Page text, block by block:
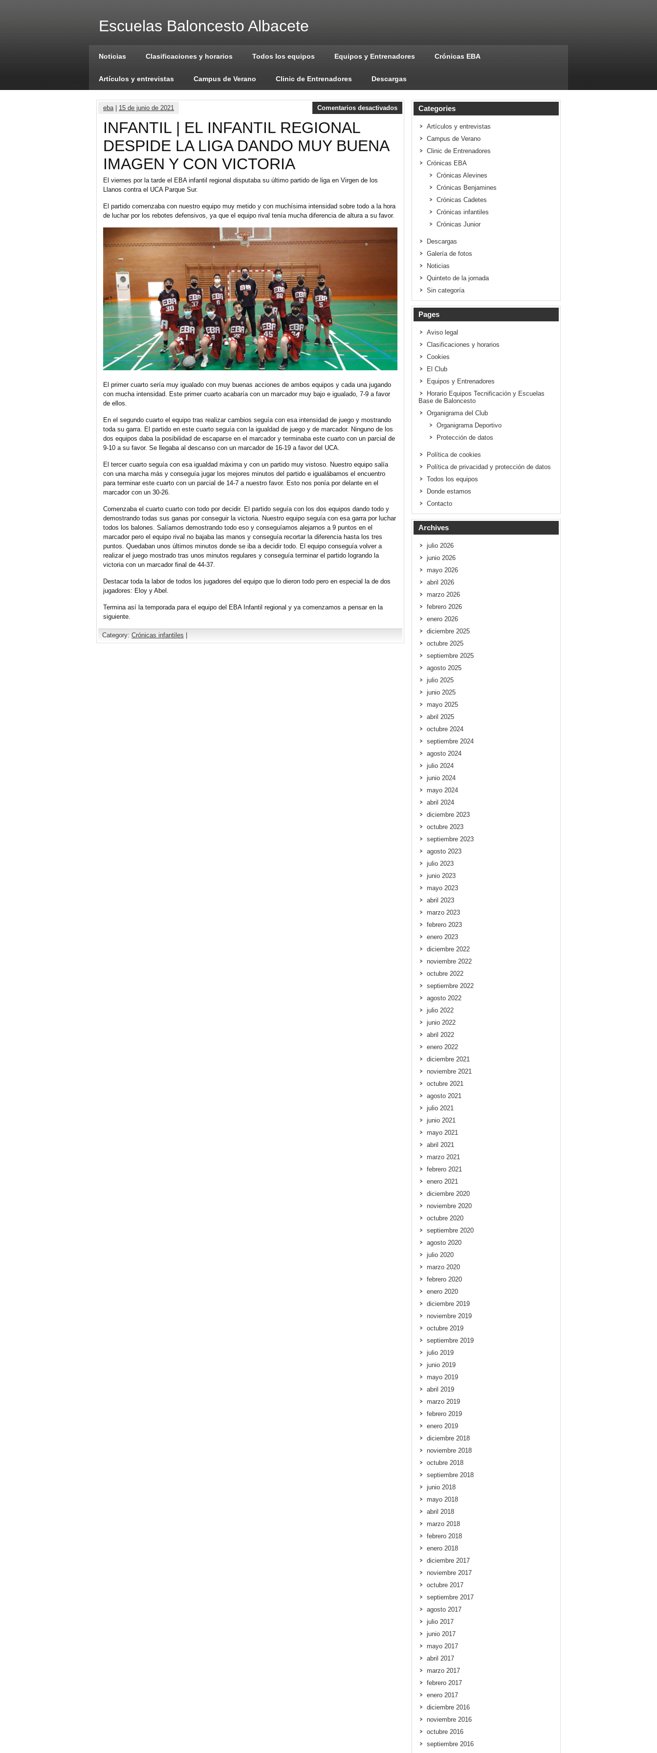
Escuelas Baloncesto Albacete
Noticias Clasificaciones y horarios Todos los equipos Equipos y Entrenadores Crónicas EBA
Artículos y entrevistas Campus de Verano Clinic de Entrenadores Descargas
eba| 15 de junio de 2021 Comentarios desactivados
INFANTIL | EL INFANTIL REGIONAL
DESPIDE LA LIGA DANDO MUY BUENA
IMAGEN Y CON VICTORIA
El viernes por la tarde el EBA infantil regional disputaba su último partido de liga en Virgen de los
Llanos contra el UCA Parque Sur.
El partido comenzaba con nuestro equipo muy metido y con muchísima intensidad sobre todo a la hora
de luchar por los rebotes defensivos, ya que el equipo rival tenía mucha diferencia de altura a su favor.
El primer cuarto sería muy igualado con muy buenas acciones de ambos equipos y cada una jugando
con mucha intensidad. Este primer cuarto acabaría con un marcador muy bajo e igualado, 7-9 a favor
de ellos.
En el segundo cuarto el equipo tras realizar cambios seguía con esa intensidad de juego y mostrando
toda su garra. El partido en este cuarto seguía con la igualdad de juego y de marcador. Ninguno de los
dos equipos daba la posibilidad de escaparse en el marcador y terminaba este cuarto con un parcial de
9-10 a su favor. Se llegaba al descanso con un marcador de 16-19 a favor del UCA.
El tercer cuarto seguía con esa igualdad máxima y con un partido muy vistoso. Nuestro equipo salía
con una marcha más y conseguía jugar los mejores minutos del partido e igualábamos el encuentro
para terminar este cuarto con un parcial de 14-7 a nuestro favor. Esto nos ponía por delante en el
marcador con un 30-26.
Comenzaba el cuarto cuarto con todo por decidir. El partido seguía con los dos equipos dando todo y
demostrando todas sus ganas por conseguir la victoria. Nuestro equipo seguía con esa garra por luchar
todos los balones. Salíamos demostrando todo eso y conseguíamos alejarnos a 9 puntos en el
marcador pero el equipo rival no bajaba las manos y conseguía recortar la diferencia hasta los tres
puntos. Quedaban unos últimos minutos donde se iba a decidir todo. El equipo conseguía volver a
realizar el juego mostrado tras unos minutos regulares y conseguía terminar el partido logrando la
victoria con un marcador final de 44-37.
Destacar toda la labor de todos los jugadores del equipo que lo dieron todo pero en especial la de dos
jugadores: Eloy y Abel.
Termina así la temporada para el equipo del EBA Infantil regional y ya comenzamos a pensar en la
siguiente.
Category: Crónicas infantiles
Categories
Artículos y entrevistas
Campus de Verano
Clinic de Entrenadores
Crónicas EBA
Crónicas Alevines
Crónicas Benjamines
Crónicas Cadetes
Crónicas infantiles
Crónicas Junior
Descargas
Galería de fotos
Noticias
Quinteto de la jornada
Sin categoría
Pages
Aviso legal
Clasificaciones y horarios
Cookies
El Club
Equipos y Entrenadores
Horario Equipos Tecnificación y Escuelas
Base de Baloncesto
Organigrama del Club
Organigrama Deportivo
Protección de datos
Política de cookies
Política de privacidad y protección de datos
Todos los equipos
Donde estamos
Contacto
Archives
julio 2026
junio 2026
mayo 2026
abril 2026
marzo 2026
febrero 2026
enero 2026
diciembre 2025
octubre 2025
septiembre 2025
agosto 2025
julio 2025
junio 2025
mayo 2025
abril 2025
octubre 2024
septiembre 2024
agosto 2024
julio 2024
junio 2024
mayo 2024
abril 2024
diciembre 2023
octubre 2023
septiembre 2023
agosto 2023
julio 2023
junio 2023
mayo 2023
abril 2023
marzo 2023
febrero 2023
enero 2023
diciembre 2022
noviembre 2022
octubre 2022
septiembre 2022
agosto 2022
julio 2022
junio 2022
abril 2022
enero 2022
diciembre 2021
noviembre 2021
octubre 2021
agosto 2021
julio 2021
junio 2021
mayo 2021
abril 2021
marzo 2021
febrero 2021
enero 2021
diciembre 2020
noviembre 2020
octubre 2020
septiembre 2020
agosto 2020
julio 2020
marzo 2020
febrero 2020
enero 2020
diciembre 2019
noviembre 2019
octubre 2019
septiembre 2019
julio 2019
junio 2019
mayo 2019
abril 2019
marzo 2019
febrero 2019
enero 2019
diciembre 2018
noviembre 2018
octubre 2018
septiembre 2018
junio 2018
mayo 2018
abril 2018
marzo 2018
febrero 2018
enero 2018
diciembre 2017
noviembre 2017
octubre 2017
septiembre 2017
agosto 2017
julio 2017
junio 2017
mayo 2017
abril 2017
marzo 2017
febrero 2017
enero 2017
diciembre 2016
noviembre 2016
octubre 2016
septiembre 2016